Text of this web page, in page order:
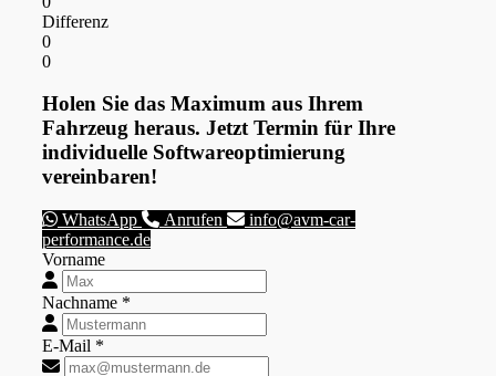
Differenz
0
0
Holen Sie das Maximum aus Ihrem
Fahrzeug heraus. Jetzt Termin für Ihre
individuelle Softwareoptimierung
vereinbaren!
WhatsApp Anrufen
info@avm-car-
performance.de
Vorname
Nachname *
E-Mail *